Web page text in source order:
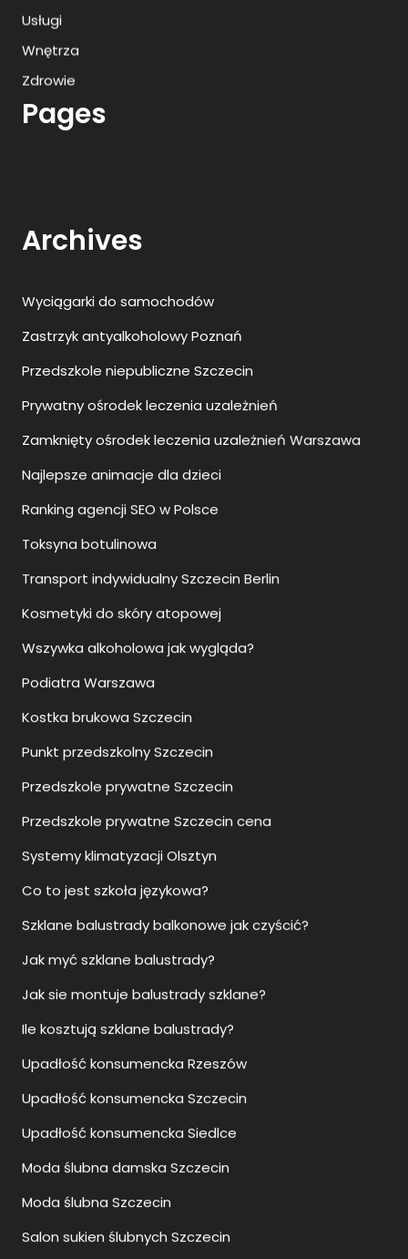
Usługi
Wnętrza
Zdrowie
Pages
Wyciągarki do samochodów
Przedszkole niepubliczne Szczecin
Prywatny ośrodek leczenia uzależnień
Zamknięty ośrodek leczenia uzależnień Warszawa
Najlepsze animacje dla dzieci
Ranking agencji SEO w Polsce
Toksyna botulinowa
Transport indywidualny Szczecin Berlin
Kosmetyki do skóry atopowej
Wszywka alkoholowa jak wygląda?
Podiatra Warszawa
Kostka brukowa Szczecin
Punkt przedszkolny Szczecin
Przedszkole prywatne Szczecin
Przedszkole prywatne Szczecin cena
Systemy klimatyzacji Olsztyn
Co to jest szkoła językowa?
Szklane balustrady balkonowe jak czyścić?
Jak myć szklane balustrady?
Jak sie montuje balustrady szklane?
Ile kosztują szklane balustrady?
Upadłość konsumencka Rzeszów
Upadłość konsumencka Szczecin
Upadłość konsumencka Siedlce
Moda ślubna damska Szczecin
Moda ślubna Szczecin
Salon sukien ślubnych Szczecin
Sukienki ślubne Szczecin
Jak otworzyć biuro nieruchomości?